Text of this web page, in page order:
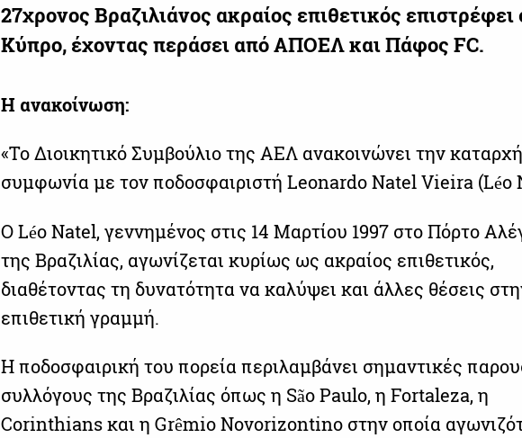
27χρονος Βραζιλιάνος ακραίος επιθετικός επιστρέφει
Κύπρο, έχοντας περάσει από ΑΠΟΕΛ και Πάφος FC.
Η ανακοίνωση:
«Το Διοικητικό Συμβούλιο της ΑΕΛ ανακοινώνει την
συμφωνία με τον ποδοσφαιριστή Leonardo Natel Vieira (Léo
Ο Léo Natel, γεννημένος στις 14 Μαρτίου 1997 στο Πόρτο
της Βραζιλίας, αγωνίζεται κυρίως ως ακραίος επιθετικός,
διαθέτοντας τη δυνατότητα να καλύψει και άλλες θέσεις
επιθετική γραμμή.
Η ποδοσφαιρική του πορεία περιλαμβάνει σημαντικές
συλλόγους της Βραζιλίας όπως η São Paulo, η Fortaleza, η
Corinthians και η Grêmio Novorizontino στην οποία